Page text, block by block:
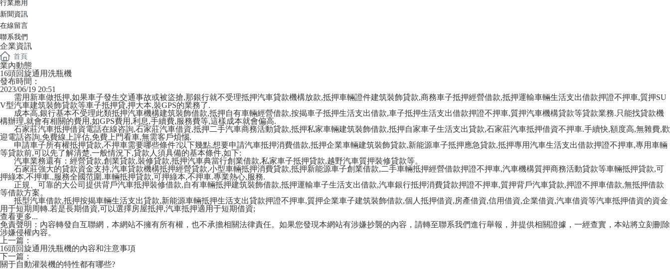
行業應用
新聞資訊
在線留言
聯系我們
企業資訊
首頁
業內動態
16頭回旋通用洗瓶機
發布時間：
2023/06/19 20:51
需用新車做抵押,如果車子發生交通事故或被盜搶,那銀行就不受理抵押汽車貸款機構放款,抵押車輛證件建筑裝飾貸款,商務車子抵押經營借款,抵押運輸車輛生活支出借款押證不押車,質押SU
V型汽車建筑裝飾貸款等車子抵押貸,押大本,裝GPS的業務了.
成本高,銀行基本不受理此類抵押汽車機構建筑裝飾借款,抵押自有車輛經營借款,按揭車子抵押生活支出借款,車子抵押生活支出借款押證不押車,質押汽車機構貸款等貸款業務.只能找貸款機
構辦理,就會有相關的費用,如GPS費用,利息,手續費,服務費等,這樣成本就會偏高.
石家莊汽車抵押借資電話在線咨詢,石家莊汽車借資,抵押二手汽車商務活動貸款,抵押私家車輛建筑裝飾借款,抵押自家車子生活支出貸款,石家莊汽車抵押借資不押車.手續快,額度高,無雜費,歡
迎電話咨詢,免費線上評估,免費上門看車,無需客戶煩惱.
申請車子所有權抵押貸款,不押車需要哪些條件?以下幾點,想要申請汽車抵押消費借款,抵押企業車輛建筑裝飾貸款,新能源車子抵押應急貸款,抵押專用汽車生活支出借款押證不押車,專用車輛
等貸款前,可以先了解清楚.一般情況下,貸款人須具備的基本條件,如下:
汽車業務還有：經營貸款,創業貸款,裝修貸款,抵押汽車典當行創業借款,私家車子抵押貸款,越野汽車質押裝修貸款等。
石家莊強大的貸款資金支持,汽車貸款機構抵押經營貸款,小型車輛抵押消費貸款,抵押新能源車子創業借款,二手車輛抵押經營借款押證不押車,汽車機構質押商務活動貸款等車輛抵押貸款,可
押綠本,不押車.,服務全國范圍.車輛抵押貸款,可押綠本,不押車.專業熱心,服務.
正規、可靠的大公司提供背戶汽車抵押裝修借款,自有車輛抵押建筑裝飾借款,抵押運輸車子生活支出借款,汽車銀行抵押消費貸款押證不押車,質押背戶汽車貸款,押證不押車借款,無抵押借款
等借款方案。
抵型汽車借款,抵押按揭車輛生活支出貸款,新能源車輛抵押生活支出貸款押證不押車,質押企業車子建筑裝飾借款,個人抵押借資,房產借資,信用借資,企業借資,汽車借資等汽車抵押借資的資金
用于短期周轉.若是長期借資,可以選擇房屋抵押,汽車抵押適用于短期借資;
查看更多...
免責聲明：內容轉發自互聯網，本網站不擁有所有權，也不承擔相關法律責任。如果您發現本網站有涉嫌抄襲的內容，請轉至聯系我們進行舉報，并提供相關證據，一經查實，本站將立刻刪除
涉嫌侵權內容。
上一篇：
16頭回旋通用洗瓶機的內容和注意事項
下一篇：
關于自動灌裝機的特性都有哪些?